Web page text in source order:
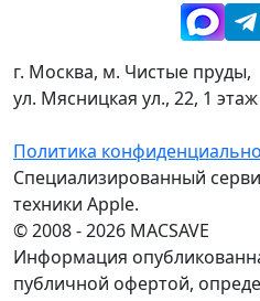
г. Москва, м. Чистые пруды,
ул. Мясницкая ул., 22, 1 этаж
Политика
Специализированный
техники Apple.
© 2008 - 2026 MACSAVE
Информация
публичной офертой,